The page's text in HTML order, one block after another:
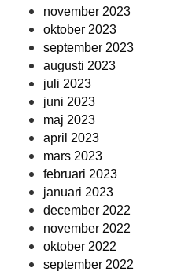
november 2023
oktober 2023
september 2023
augusti 2023
juli 2023
juni 2023
maj 2023
april 2023
mars 2023
februari 2023
januari 2023
december 2022
november 2022
oktober 2022
september 2022